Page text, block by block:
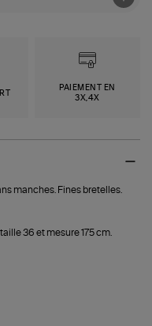
PAIEMENT EN
3X,4X
manches. Fines bretelles.
36 et mesure 175 cm.